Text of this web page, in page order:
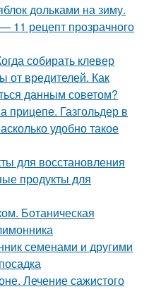
дольками на зиму.
11 рецепт прозрачного
собирать клевер
от вредителей. Как
данным советом?
прицепе. Газгольдер в
удобно такое
для восстановления
продукты для
Ботаническая
семенами и другими
Лечение сажистого